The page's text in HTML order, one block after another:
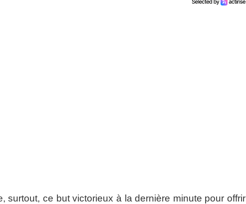
surtout, ce but victorieux à la dernière minute pour offrir